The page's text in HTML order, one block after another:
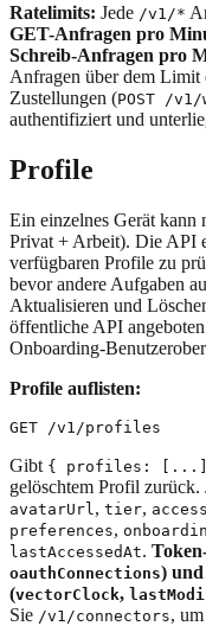
Ratelimits: Jede /v1/*
GET-Anfragen pro
Schreib-Anfragen pro
Anfragen über dem Limit
Zustellungen (POST /
authentifiziert und
Profile
Ein einzelnes Gerät kann
Privat + Arbeit). Die API
verfügbaren Profile zu
bevor andere Aufgaben
Aktualisieren und
öffentliche API
Onboarding-
Profile auflisten:
Gibt { profiles:
gelöschtem Profil zurück.
avatarUrl , tier,
preferences,
lastAccessedAt.
oauthConnections)
(vectorClock,
Sie /v1/connectors,